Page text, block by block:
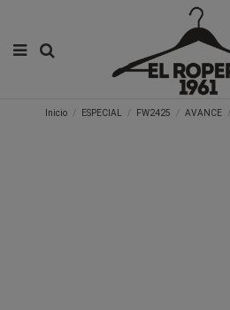
Inicio ESPECIAL FW2425 AVANCE